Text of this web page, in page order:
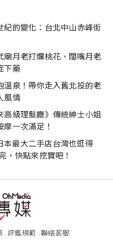
紀的變化：台北中山赤峰街
廟月老打爛桃花、闊嘴月老
下藥
溫泉！帶你走入舊北投的老
風情
高級理髮廳》傳統紳士小姐
一次滿足！
本最大二手店台灣也逛得
，快點來挖寶吧！
評鑑規範 聯絡客服